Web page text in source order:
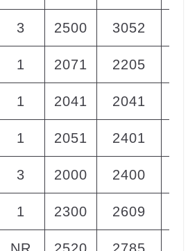
3 2500 3052
1 2071 2205
1 2041 2041
1 2051 2401
3 2000 2400
1 2300 2609